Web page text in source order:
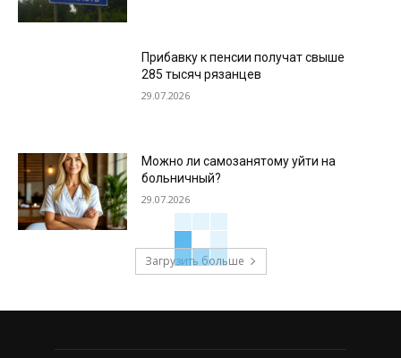
Прибавку к пенсии получат свыше
285 тысяч рязанцев
29.07.2026
Можно ли самозанятому уйти на
больничный?
29.07.2026
Загрузить больше